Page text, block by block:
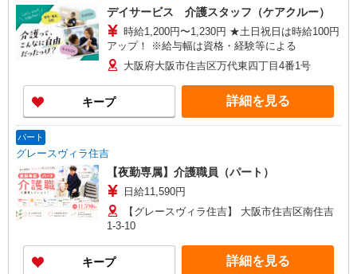
デイサービス 介護スタッフ（ケアクルー）
時給1,200円〜1,230円 ★土日祝日は時給100円
アップ！ ※給与幅は資格・経験等による
大阪府大阪市住吉区万代東四丁目4番1号
キープ 詳細を見る
パート
グレースヴィラ住吉
【夜勤専属】介護職員（パート）
日給11,590円
【グレースヴィラ住吉】 大阪市住吉区南住吉
1-3-10
キープ 詳細を見る